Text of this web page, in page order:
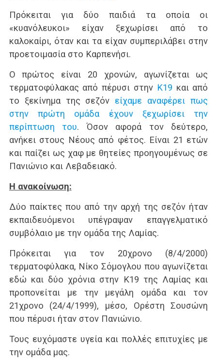
Πρόκειται για δύο παιδιά τα οποία οι
«κυανόλευκοι» είχαν ξεχωρίσει από το
καλοκαίρι, όταν και τα είχαν συμπεριλάβει στην
προετοιμασία στο Καρπενήσι.
Ο πρώτος είναι 20 χρονών, αγωνίζεται ως
τερματοφύλακας από πέρυσι στην Κ19 και από
το ξεκίνημα της σεζόν είχαμε αναφέρει πως
στην πρώτη ομάδα έχουν ξεχωρίσει την
περίπτωση του. Όσον αφορά τον δεύτερο,
ανήκει στους Νέους από φέτος. Είναι 21 ετών
και παίζει ως χαφ με θητείες προηγουμένως σε
Πανιώνιο και Λεβαδειακό.
Η ανακοίνωση:
Δύο παίκτες που από την αρχή της σεζόν ήταν
εκπαιδευόμενοι υπέγραψαν επαγγελματικό
συμβόλαιο με την ομάδα της Λαμίας.
Πρόκειται για τον 20χρονο (8/4/2000)
τερματοφύλακα, Νίκο Σόμογλου που αγωνίζεται
εδώ και δύο χρόνια στην Κ19 της Λαμίας και
προπονείται με την μεγάλη ομάδα και τον
21χρονο (24/4/1999), μέσο, Ορέστη Σουσώνη
που πέρυσι ήταν στον Πανιώνιο.
Τους ευχόμαστε υγεία και πολλές επιτυχίες με
την ομάδα μας.